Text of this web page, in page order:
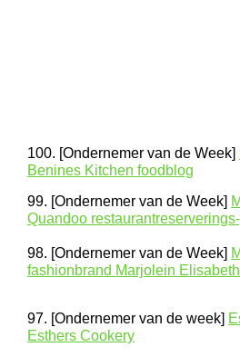
100. [Ondernemer van de Week]
Benines Kitchen foodblog
99. [Ondernemer van de Week]
Quandoo restaurantreserverings-
98. [Ondernemer van de Week]
fashionbrand Marjolein Elisabeth
97. [Ondernemer van de week]
Esthers Cookery